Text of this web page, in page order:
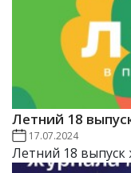
Летний 18
17.07.2024
Летний 18 выпуск